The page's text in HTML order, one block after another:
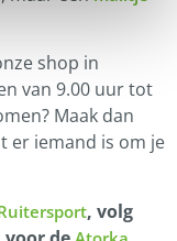
shop in
van 9.00 uur tot
Maak dan
er iemand is om je
, volg